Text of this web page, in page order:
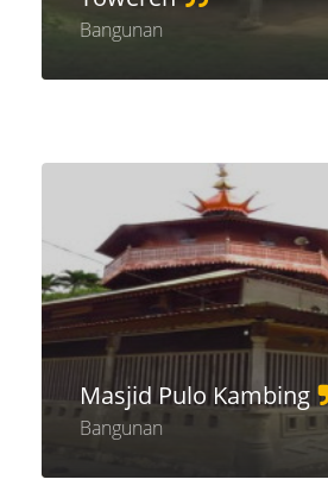
Bangunan
Masjid Pulo Kambing
Bangunan